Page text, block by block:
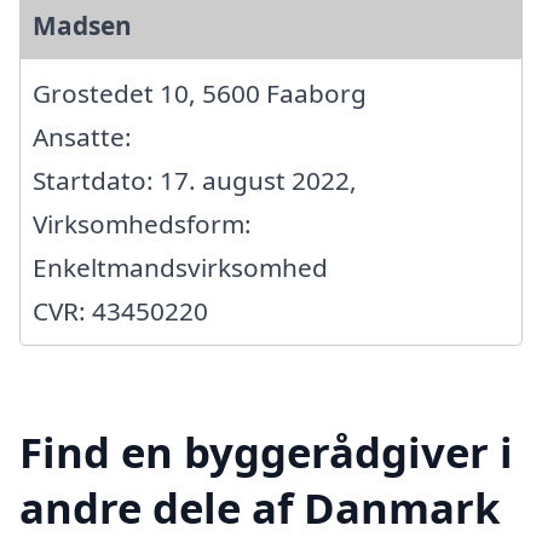
Madsen
Grostedet 10, 5600 Faaborg
Ansatte:
Startdato: 17. august 2022,
Virksomhedsform:
Enkeltmandsvirksomhed
CVR: 43450220
Find en byggerådgiver i
andre dele af Danmark